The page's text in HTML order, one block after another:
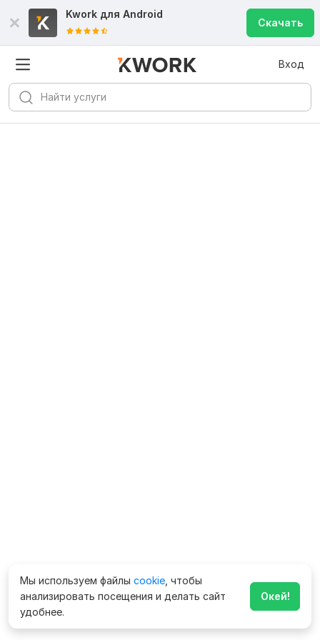
Kwork для Android
Скачать
Вход
Мы используем файлы cookie , чтобы
анализировать посещения и делать сайт
удобнее.
Окей!